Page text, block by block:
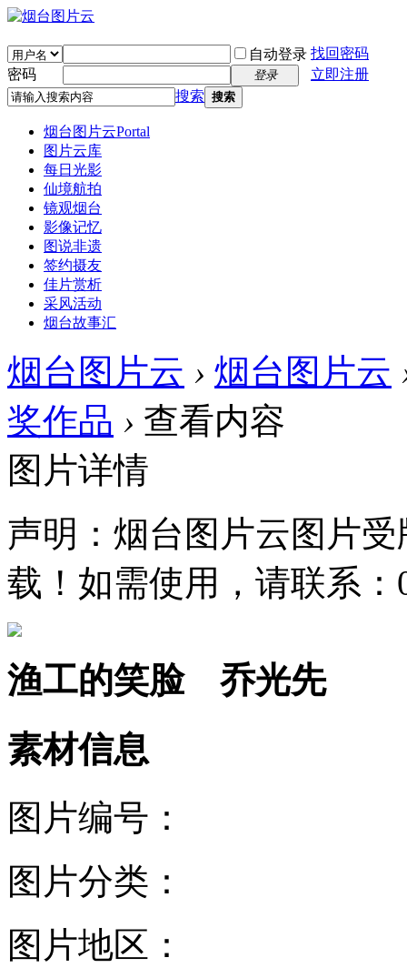
自动登录 找回密码
密码
登录
立即注册
搜索 搜索
烟台图片云Portal
图片云库
每日光影
仙境航拍
镜观烟台
影像记忆
图说非遗
签约摄友
佳片赏析
采风活动
烟台故事汇
烟台图片云 › 烟台图片云
奖作品 › 查看内容
图片详情
声明：烟台图片云图片
载！如需使用，请联系：
渔工的笑脸 乔光先
素材信息
图片编号：
图片分类：
图片地区：